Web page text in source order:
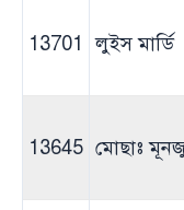
13701 লুইস মার্ডি
13645 মোছাঃ